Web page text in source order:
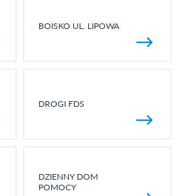
BOISKO UL. LIPOWA
DROGI FDS
DZIENNY DOM
POMOCY